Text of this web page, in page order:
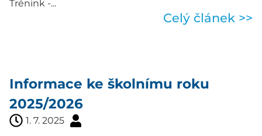
Trénink -...
Celý článek >>
Informace ke školnímu roku
2025/2026
1. 7. 2025